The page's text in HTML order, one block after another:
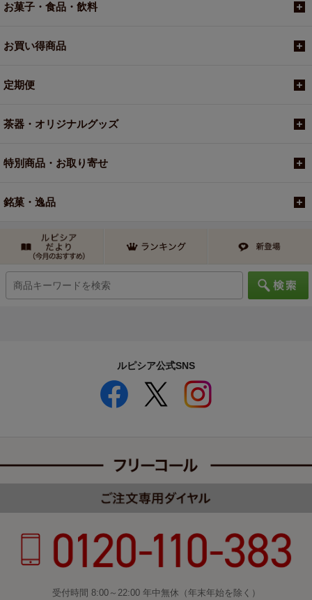
お菓子・食品・飲料
お買い得商品
定期便
茶器・オリジナルグッズ
特別商品・お取り寄せ
銘菓・逸品
ルピシア公式SNS
受付時間 8:00～22:00 年中無休（年末年始を除く）